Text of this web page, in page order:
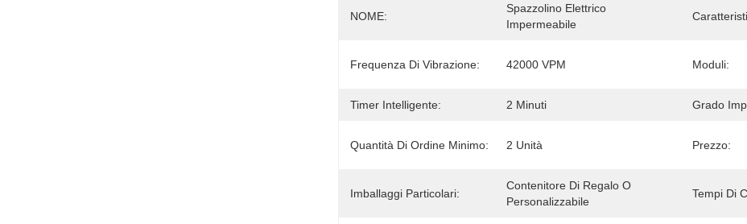
NOME:
Spazzolino Elettrico
Impermeabile
Frequenza Di Vibrazione: 42000 VPM Moduli:
Timer Intelligente: 2 Minuti Grado
Quantità Di Ordine Minimo: 2 Unità Prezzo:
Imballaggi Particolari:
Contenitore Di Regalo O
Personalizzabile
Tempi Di